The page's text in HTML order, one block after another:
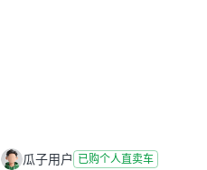
瓜子用户 已购个人直卖车